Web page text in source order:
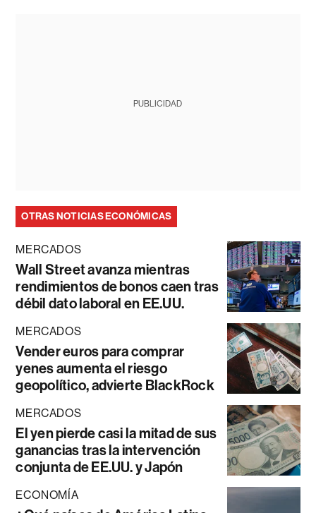
PUBLICIDAD
OTRAS NOTICIAS ECONÓMICAS
MERCADOS
Wall Street avanza mientras
rendimientos de bonos caen tras
débil dato laboral en EE.UU.
MERCADOS
Vender euros para comprar
yenes aumenta el riesgo
geopolítico, advierte BlackRock
MERCADOS
El yen pierde casi la mitad de sus
ganancias tras la intervención
conjunta de EE.UU. y Japón
ECONOMÍA